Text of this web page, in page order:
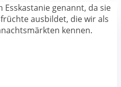
Esskastanie genannt, da sie
ausbildet, die wir als
kennen.